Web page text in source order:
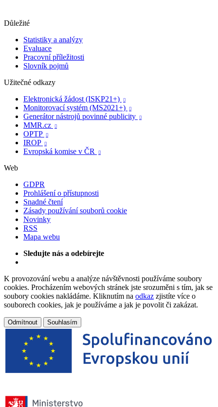
Důležité
Statistiky a analýzy
Evaluace
Pracovní příležitosti
Slovník pojmů
Užitečné odkazy
Elektronická žádost (ISKP21+)

Monitorovací systém (MS2021+) 
Generátor nástrojů povinné publicity 
MMR.cz 
OPTP 
IROP 
Evropská komise v ČR 
Web
GDPR
Prohlášení o přístupnosti
Snadné čtení
Zásady používání souborů cookie
Novinky
RSS
Mapa webu
Sledujte nás a odebírejte
K provozování webu a analýze návštěvnosti používáme soubory
cookies. Procházením webových stránek jste srozuměni s tím, jak se
soubory cookies nakládáme. Kliknutím na odkaz zjistíte více o
souborech cookies, jak je používáme a jak je povolit či zakázat.
Odmítnout Souhlasím